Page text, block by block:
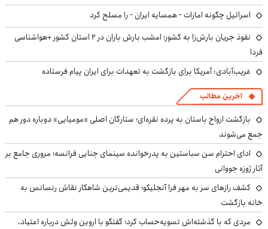
اسرائیل چگونه امارات - همسایه ایران - را مسلح کرد
نفوذ جریان بارش‌زا به کشور؛ امشب بارش باران در ۲ استان کشور +هواشناسی
فردا
غریب‌آبادی: آمریکا برای بازگشت به تعهدات برای ایران پیام فرستاده
آخرین مطالب
بازگشت ارواح باستان به پرده نقره‌ای؛ ستارگان اصلی «مومیایی» دوباره دور هم
جمع می‌شوند
ادای احترام سن سباستین به پدرخوانده سینمای جنایی فرانسه؛ مروری جامع بر
آثار ژوزه جووانی
کشف رازهای سر به مهر فرا آنجلیکو؛ قدیمی‌ترین شاهکار نقاش رنسانس به
خانه بازگشت
مردی که با گذشته‌اش تسویه‌حساب کرد؛ گفتگو با اروین ولش درباره اعتیاد،